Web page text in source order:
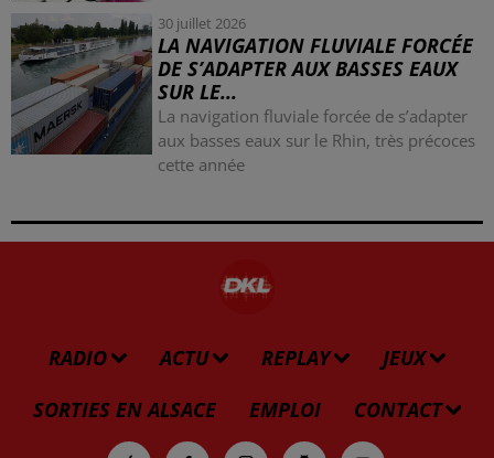
30 juillet 2026
LA NAVIGATION FLUVIALE FORCÉE
DE S’ADAPTER AUX BASSES EAUX
SUR LE...
La navigation fluviale forcée de s’adapter
aux basses eaux sur le Rhin, très précoces
cette année
RADIO ACTU REPLAY
JEUX
SORTIES EN ALSACE
EMPLOI CONTACT